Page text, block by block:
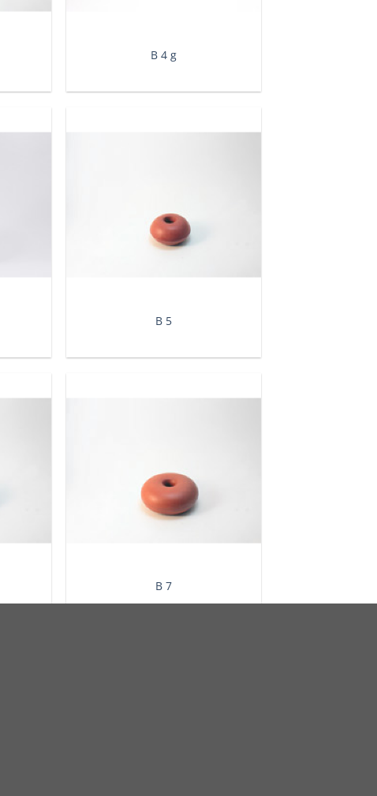
Β 4 g
Β 5
Β 7